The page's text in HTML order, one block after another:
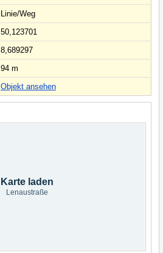
Linie/Weg
50,123701
8,689297
94 m
Objekt ansehen
Karte laden
Lenaustraße